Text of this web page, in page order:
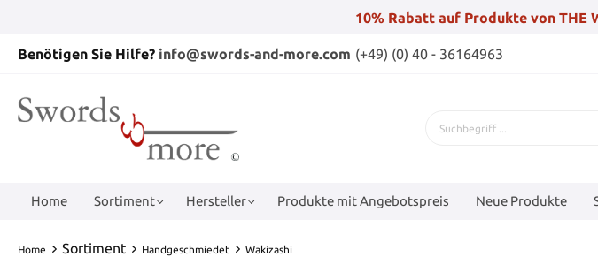
10% Rabatt auf Produkte von THE
Benötigen Sie Hilfe? info@swords-and-more.com (+49) (0) 40 - 36164963
Home Sortiment Hersteller Produkte mit Angebotspreis Neue Produkte
Home Sortiment Handgeschmiedet Wakizashi